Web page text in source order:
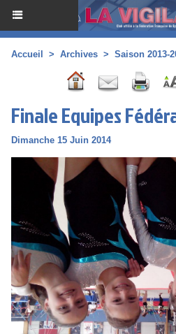
Accueil > Archives > Saison 2013-
Finale Equipes
Dimanche 15 Juin 2014